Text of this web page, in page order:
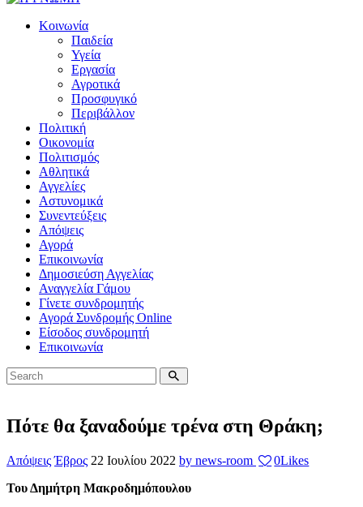
Κοινωνία
Παιδεία
Υγεία
Εργασία
Αγροτικά
Προσφυγικό
Περιβάλλον
Πολιτική
Οικονομία
Πολιτισμός
Αθλητικά
Αγγελίες
Αστυνομικά
Συνεντεύξεις
Απόψεις
Αγορά
Επικοινωνία
Δημοσιεύση Αγγελίας
Αναγγελία Γάμου
Γίνετε συνδρομητής
Αγορά Συνδρομής Online
Είσοδος συνδρομητή
Επικοινωνία
Πότε θα ξαναδούμε τρένα στη Θράκη;
Απόψεις Έβρος 22 Ιουλίου 2022 by news-room 0Likes
Του Δημήτρη Μακροδημόπουλου